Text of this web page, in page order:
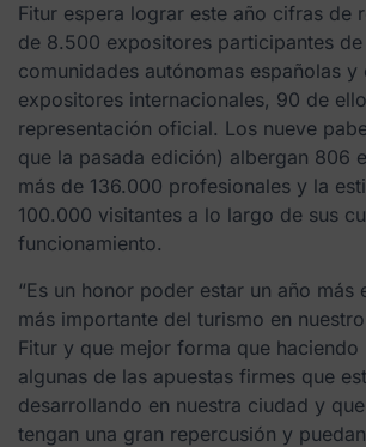
Fitur espera lograr este año cifras de
de 8.500 expositores participantes
comunidades autónomas españolas y
expositores internacionales, 90 de
representación oficial. Los nueve
que la pasada edición) albergan 806
más de 136.000 profesionales y la
100.000 visitantes a lo largo de sus
funcionamiento.
“Es un honor poder estar un año más
más importante del turismo en
Fitur y que mejor forma que
algunas de las apuestas firmes que
desarrollando en nuestra ciudad y
tengan una gran repercusión y